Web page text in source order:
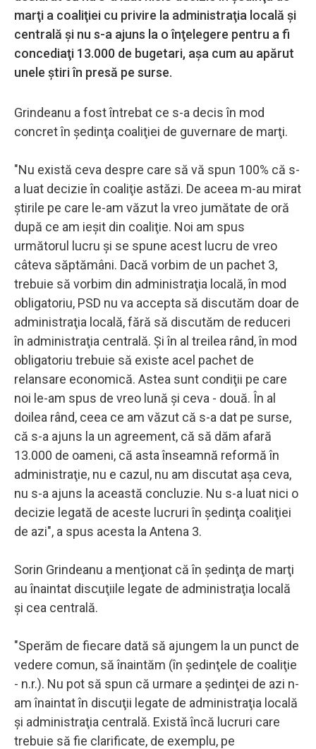
marţi a coaliţiei cu privire la administraţia locală şi
centrală şi nu s-a ajuns la o înţelegere pentru a fi
concediaţi 13.000 de bugetari, aşa cum au apărut
unele ştiri în presă pe surse.
Grindeanu a fost întrebat ce s-a decis în mod
concret în şedinţa coaliţiei de guvernare de marţi.
"Nu există ceva despre care să vă spun 100% că s-
a luat decizie în coaliţie astăzi. De aceea m-au mirat
ştirile pe care le-am văzut la vreo jumătate de oră
după ce am ieşit din coaliţie. Noi am spus
următorul lucru şi se spune acest lucru de vreo
câteva săptămâni. Dacă vorbim de un pachet 3,
trebuie să vorbim din administraţia locală, în mod
obligatoriu, PSD nu va accepta să discutăm doar de
administraţia locală, fără să discutăm de reduceri
în administraţia centrală. Şi în al treilea rând, în mod
obligatoriu trebuie să existe acel pachet de
relansare economică. Astea sunt condiţii pe care
noi le-am spus de vreo lună şi ceva - două. În al
doilea rând, ceea ce am văzut că s-a dat pe surse,
că s-a ajuns la un agreement, că să dăm afară
13.000 de oameni, că asta înseamnă reformă în
administraţie, nu e cazul, nu am discutat aşa ceva,
nu s-a ajuns la această concluzie. Nu s-a luat nici o
decizie legată de aceste lucruri în şedinţa coaliţiei
de azi", a spus acesta la Antena 3.
Sorin Grindeanu a menţionat că în şedinţa de marţi
au înaintat discuţiile legate de administraţia locală
şi cea centrală.
"Sperăm de fiecare dată să ajungem la un punct de
vedere comun, să înaintăm (în şedinţele de coaliţie
- n.r.). Nu pot să spun că urmare a şedinţei de azi n-
am înaintat în discuţii legate de administraţia locală
şi administraţia centrală. Există încă lucruri care
trebuie să fie clarificate, de exemplu, pe